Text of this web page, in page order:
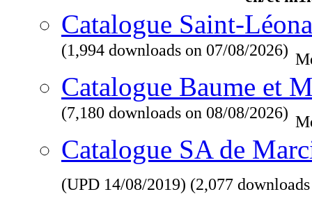
Catalogue Saint-
(1,994 downloads on 07/08/2026)
Catalogue Baume et
(7,180 downloads on 08/08/2026)
Catalogue SA de
(UPD 14/08/2019) (2,077